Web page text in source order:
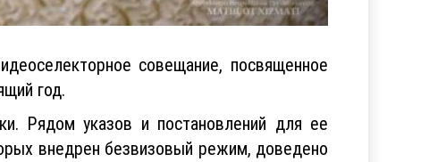
совещание, посвященное
год.